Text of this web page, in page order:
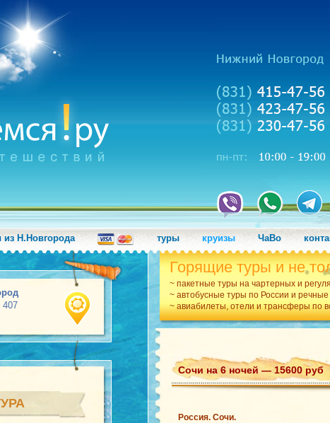
из Н.Новгорода туры круизы ЧаВо
407
Горящие туры и не
~ пакетные туры на чартерных и
~ автобусные туры по России и речные
~ авиабилеты, отели и трансферы по
Сочи на 6 ночей — 15600 руб
Россия. Сочи.